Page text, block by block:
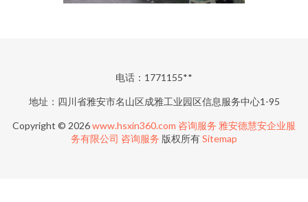
电话：1771155**
地址：四川省雅安市名山区成雅工业园区信息服务中心1-95
Copyright © 2026www.hsxin360.com 咨询服务 雅安德慧安企业服
务有限公司 咨询服务 版权所有Sitemap